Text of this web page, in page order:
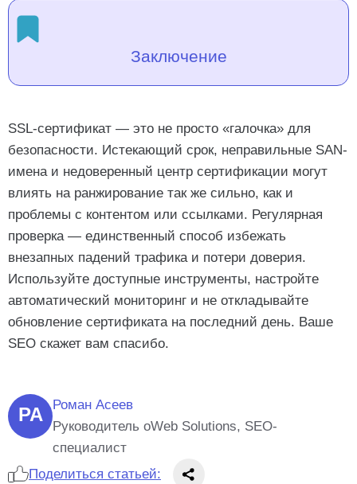
Заключение
SSL-сертификат — это не просто «галочка» для
безопасности. Истекающий срок, неправильные SAN-
имена и недоверенный центр сертификации могут
влиять на ранжирование так же сильно, как и
проблемы с контентом или ссылками. Регулярная
проверка — единственный способ избежать
внезапных падений трафика и потери доверия.
Используйте доступные инструменты, настройте
автоматический мониторинг и не откладывайте
обновление сертификата на последний день. Ваше
SEO скажет вам спасибо.
Поделиться статьей:
РА
Роман Асеев
Руководитель oWeb Solutions, SEO-
специалист